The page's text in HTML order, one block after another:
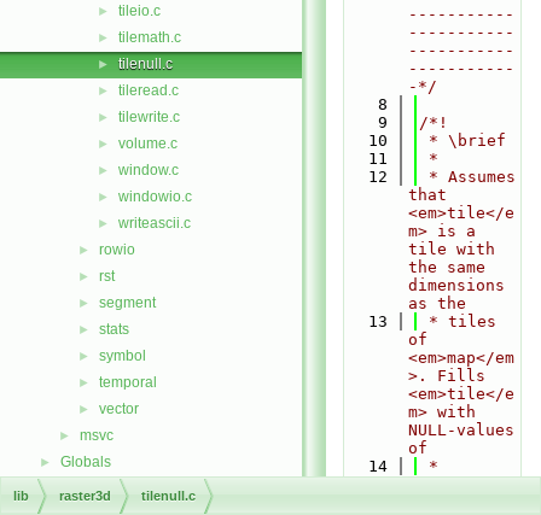
► tileio.c
► tilemath.c
► tilenull.c
► tileread.c
► tilewrite.c
► volume.c
► window.c
► windowio.c
► writeascii.c
► rowio
► rst
► segment
► stats
► symbol
► temporal
► vector
► msvc
► Globals
-----------
-----------
-----------
-----------
-*/
    8
    9
/*!
   10
* \brief
   11
*
   12
* Assumes
that
<em>tile</e
m> is a
tile with
the same
dimensions
as the
   13
* tiles
of
<em>map</em
>. Fills
<em>tile</e
m> with
NULL-values
of
   14
*
lib raster3d tilenull.c